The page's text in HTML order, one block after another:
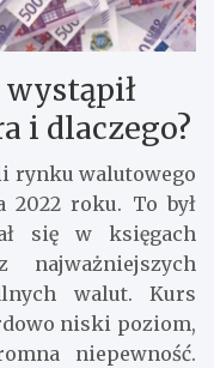
i dlaczego?
rynku walutowego
2022 roku. To był
się w księgach
walut. Kurs
niski poziom,
niepewność.